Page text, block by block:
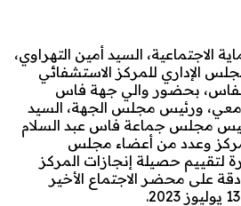
الاجتماعية، السيد أمين التهراوي،
الإداري للمركز الاستشفائي
بفاس، بحضور والي جهة فاس
ورئيس مجلس الجهة، السيد
مجلس جماعة فاس عبد السلام
وعدد من أعضاء مجلس
لتقييم حصيلة إنجازات المركز
والمصادقة على محضر الاجتماع الأخير